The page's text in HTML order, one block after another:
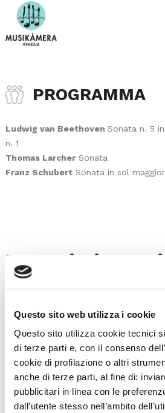
Questo sito web utilizza i cookie
Questo sito utilizza cookie tecnici
di terze parti e, con il consenso
cookie di profilazione o altri
anche di terze parti, al fine di:
pubblicitari in linea con le
dall’utente stesso nell’ambito
PROGRAMMA
Ludwig van Beethoven Sonata n. 5
n. 1
Thomas Larcher Sonata
Franz Schubert Sonata in sol
I prossimi eventi
Gli appuntamenti della settimana
IL CALENDARIO